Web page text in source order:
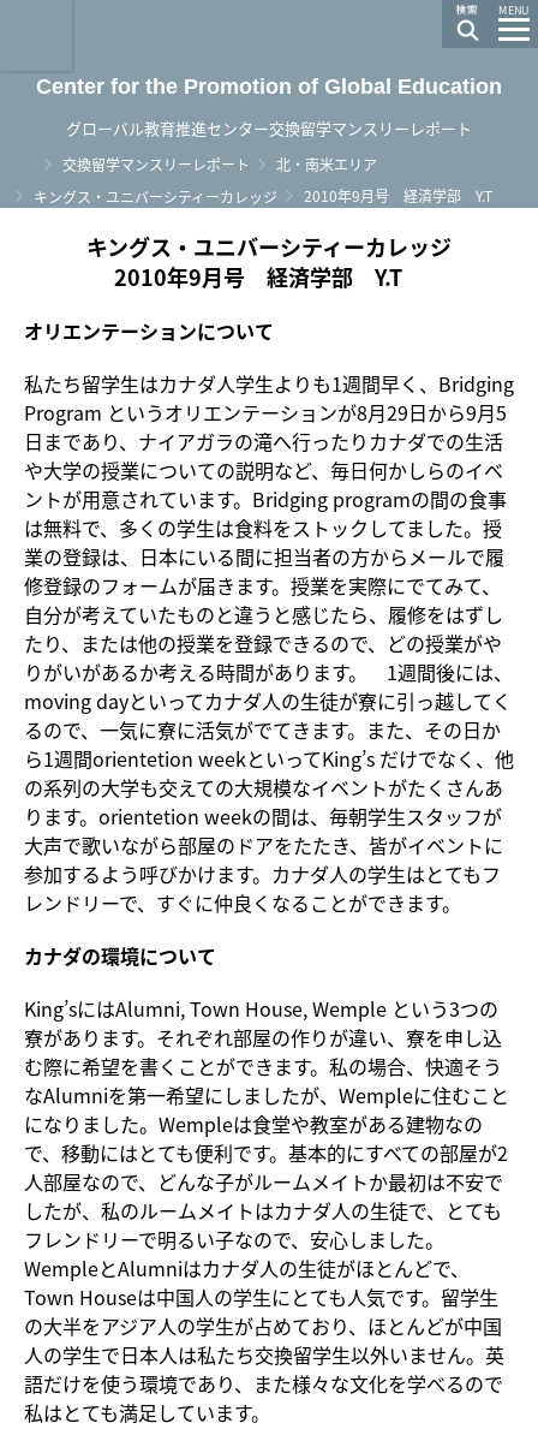
MENU
Center for the Promotion of Global Education
グローバル教育推進センター交換留学マンスリーレポート
ホーム
交換留学マンスリーレポート
北・南米エリア
キングス・ユニバーシティーカレッジ
2010年9月号 経済学部 Y.T
キングス・ユニバーシティーカレッジ
2010年9月号 経済学部 Y.T
オリエンテーションについて
私たち留学生はカナダ人学生よりも1週間早く、Bridging
Program というオリエンテーションが8月29日から9月5
日まであり、ナイアガラの滝へ行ったりカナダでの生活
や大学の授業についての説明など、毎日何かしらのイベ
ントが用意されています。Bridging programの間の食事
は無料で、多くの学生は食料をストックしてました。授
業の登録は、日本にいる間に担当者の方からメールで履
修登録のフォームが届きます。授業を実際にでてみて、
自分が考えていたものと違うと感じたら、履修をはずし
たり、または他の授業を登録できるので、どの授業がや
りがいがあるか考える時間があります。 1週間後には、
moving dayといってカナダ人の生徒が寮に引っ越してく
るので、一気に寮に活気がでてきます。また、その日か
ら1週間orientetion weekといってKing’s だけでなく、他
の系列の大学も交えての大規模なイベントがたくさんあ
ります。orientetion weekの間は、毎朝学生スタッフが
大声で歌いながら部屋のドアをたたき、皆がイベントに
参加するよう呼びかけます。カナダ人の学生はとてもフ
レンドリーで、すぐに仲良くなることができます。
カナダの環境について
King’sにはAlumni, Town House, Wemple という3つの
寮があります。それぞれ部屋の作りが違い、寮を申し込
む際に希望を書くことができます。私の場合、快適そう
なAlumniを第一希望にしましたが、Wempleに住むこと
になりました。Wempleは食堂や教室がある建物なの
で、移動にはとても便利です。基本的にすべての部屋が2
人部屋なので、どんな子がルームメイトか最初は不安で
したが、私のルームメイトはカナダ人の生徒で、とても
フレンドリーで明るい子なので、安心しました。
WempleとAlumniはカナダ人の生徒がほとんどで、
Town Houseは中国人の学生にとても人気です。留学生
の大半をアジア人の学生が占めており、ほとんどが中国
人の学生で日本人は私たち交換留学生以外いません。英
語だけを使う環境であり、また様々な文化を学べるので
私はとても満足しています。